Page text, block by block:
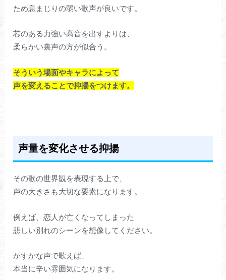
ため息まじりの弱い歌声が良いです。
芯のある力強い高音を出すよりは、
柔らかい裏声の方が似合う。
そういう場面やキャラによって
声を変えることで抑揚をつけます。
声量を変化させる抑揚
その歌の世界観を表現する上で、
声の大きさも大切な要素になります。
例えば、恋人が亡くなってしまった
悲しい別れのシーンを想像してください。
かすかな声で歌えば、
本当に辛い雰囲気になります。